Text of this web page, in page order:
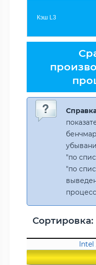
Кэш L3
"по
"по
Сортировка:
Intel